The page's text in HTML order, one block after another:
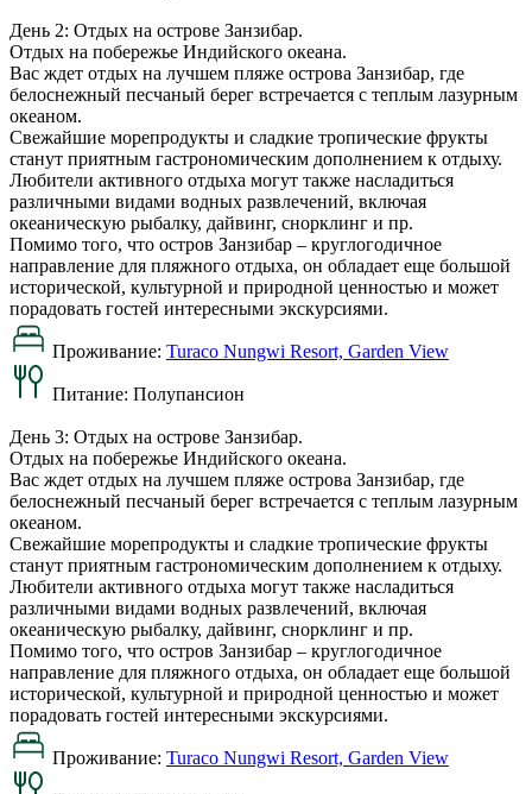
День 2: Отдых на острове Занзибар.
Отдых на побережье Индийского океана.
Вас ждет отдых на лучшем пляже острова Занзибар, где
белоснежный песчаный берег встречается с теплым лазурным
океаном.
Свежайшие морепродукты и сладкие тропические фрукты
станут приятным гастрономическим дополнением к отдыху.
Любители активного отдыха могут также насладиться
различными видами водных развлечений, включая
океаническую рыбалку, дайвинг, снорклинг и пр.
Помимо того, что остров Занзибар – круглогодичное
направление для пляжного отдыха, он обладает еще большой
исторической, культурной и природной ценностью и может
порадовать гостей интересными экскурсиями.
Проживание: Turaco Nungwi Resort, Garden View
Питание: Полупансион
День 3: Отдых на острове Занзибар.
Отдых на побережье Индийского океана.
Вас ждет отдых на лучшем пляже острова Занзибар, где
белоснежный песчаный берег встречается с теплым лазурным
океаном.
Свежайшие морепродукты и сладкие тропические фрукты
станут приятным гастрономическим дополнением к отдыху.
Любители активного отдыха могут также насладиться
различными видами водных развлечений, включая
океаническую рыбалку, дайвинг, снорклинг и пр.
Помимо того, что остров Занзибар – круглогодичное
направление для пляжного отдыха, он обладает еще большой
исторической, культурной и природной ценностью и может
порадовать гостей интересными экскурсиями.
Проживание: Turaco Nungwi Resort, Garden View